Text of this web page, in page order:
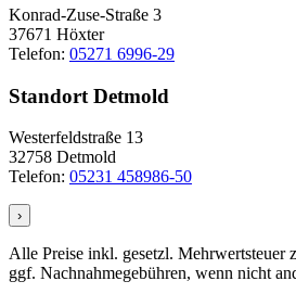
Konrad-Zuse-Straße 3
37671 Höxter
Telefon: 05271 6996-29
Standort Detmold
Westerfeldstraße 13
32758 Detmold
Telefon: 05231 458986-50
›
Alle Preise inkl. gesetzl. Mehrwertsteuer
ggf. Nachnahmegebühren, wenn nicht